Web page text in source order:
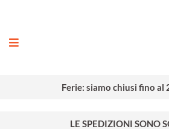
Ferie: siamo chiusi fino al
LE SPEDIZIONI SONO